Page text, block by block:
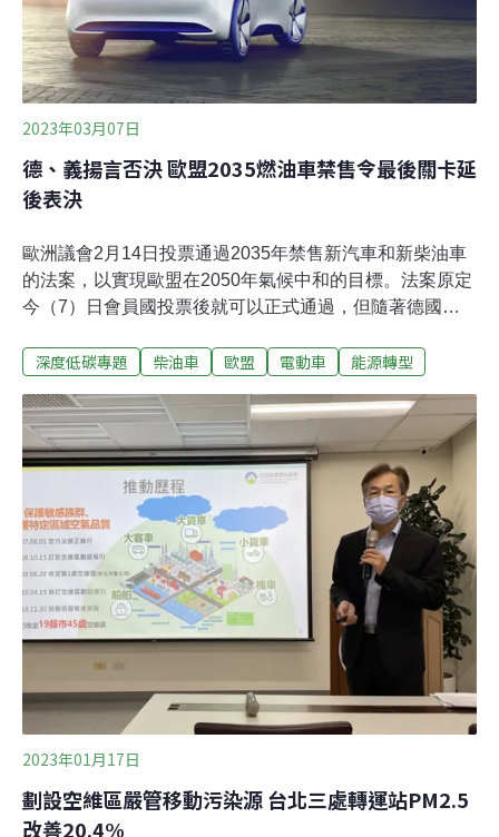
2023年03月07日
德、義揚言否決 歐盟2035燃油車禁售令最後關卡延
後表決
歐洲議會2月14日投票通過2035年禁售新汽車和新柴油車
的法案，以實現歐盟在2050年氣候中和的目標。法案原定
今（7）日會員國投票後就可以正式通過，但隨著德國、
無法通過的可能性大增。歐盟理事會輪值主席國上週五宣
深度低碳專題 柴油車 歐盟 電動車 能源轉型
2023年01月17日
劃設空維區嚴管移動污染源 台北三處轉運站PM2.5
改善20.4%